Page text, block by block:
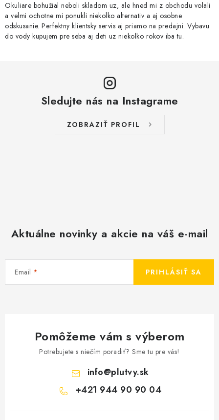
Okuliare bohužial neboli skladom uz, ale hned mi z obchodu volali
a velmi ochotne mi ponukli niekolko alternativ a aj osobne
odskusanie. Perfektny klientsky servis aj priamo na predajni. Vybavu
do vody kupujem pre seba aj deti uz niekolko rokov iba tu.
Sledujte nás na Instagrame
ZOBRAZIŤ PROFIL
Aktuálne novinky a akcie na váš e-mail
Email PRIHLÁSIŤ SA
Pomôžeme vám s výberom
Potrebujete s niečím poradiť? Sme tu pre vás!
info@plutvy.sk
+421 944 90 90 04